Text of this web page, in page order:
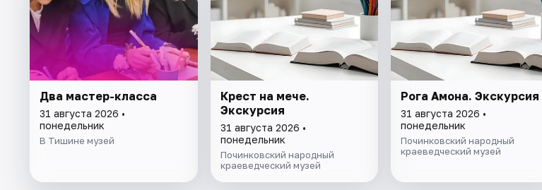
Два мастер-класса
31 августа 2026 •
понедельник
В Тишине музей
Крест на мече.
Экскурсия
31 августа 2026 •
понедельник
Починковский народный
краеведческий музей
Рога Амона. Экскурсия
31 августа 2026 •
понедельник
Починковский народный
краеведческий музей